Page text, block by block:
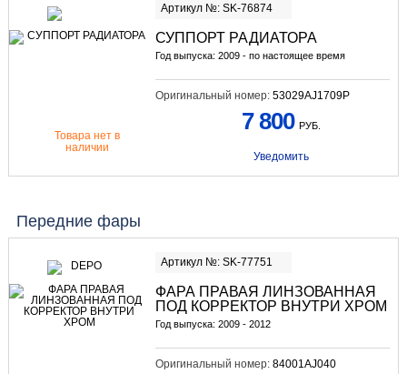
Артикул №: SK-76874
СУППОРТ РАДИАТОРА
Год выпуска: 2009 - по настоящее время
Оригинальный номер: 53029AJ1709P
Товара нет в
наличии
7 800 РУБ.
Уведомить
Передние фары
Артикул №: SK-77751
ФАРА ПРАВАЯ ЛИНЗОВАННАЯ
ПОД КОРРЕКТОР ВНУТРИ ХРОМ
Год выпуска: 2009 - 2012
Оригинальный номер: 84001AJ040